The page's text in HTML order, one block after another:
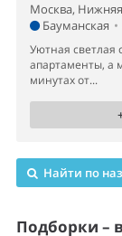
Москва, Нижняя
Бауманская •
Уютная светлая
апартаменты, а
минутах от...
Найти по
Подборки –